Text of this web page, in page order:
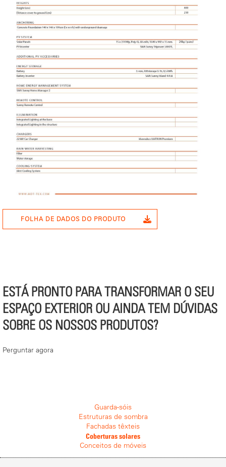
FOLHA DE DADOS DO PRODUTO
ESTÁ PRONTO PARA TRANSFORMAR O SEU
ESPAÇO EXTERIOR OU AINDA TEM DÚVIDAS
SOBRE OS NOSSOS PRODUTOS?
Perguntar agora
Guarda-sóis
Estruturas de sombra
Fachadas têxteis
Coberturas solares
Conceitos de móveis